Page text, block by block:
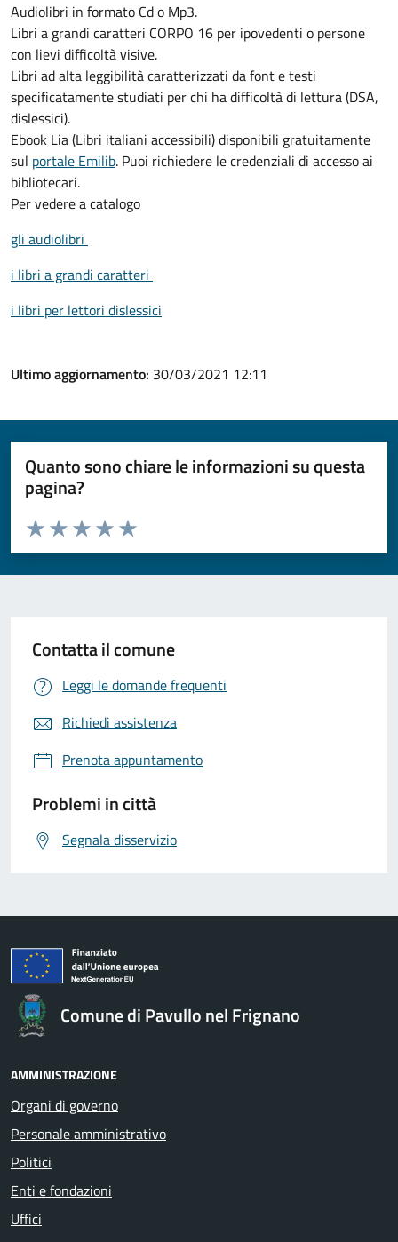
Audiolibri in formato Cd o Mp3.
Libri a grandi caratteri CORPO 16 per ipovedenti o persone
con lievi difficoltà visive.
Libri ad alta leggibilità caratterizzati da font e testi
specificatamente studiati per chi ha difficoltà di lettura (DSA,
dislessici).
Ebook Lia (Libri italiani accessibili) disponibili gratuitamente
sul portale Emilib. Puoi richiedere le credenziali di accesso ai
bibliotecari.
Per vedere a catalogo
gli audiolibri
i libri a grandi caratteri
i libri per lettori dislessici
Ultimo aggiornamento: 30/03/2021 12:11
Quanto sono chiare le informazioni su questa
pagina?
Valuta da 1 a 5 stelle la pagina
Valuta 5 stelle su 5
Valuta 4 stelle su 5
Valuta 3 stelle su 5
Valuta 2 stelle su 5
Valuta 1 stelle su 5
Contatta il comune
Leggi le domande frequenti
Richiedi assistenza
Prenota appuntamento
Problemi in città
Segnala disservizio
Comune di Pavullo nel Frignano
AMMINISTRAZIONE
Organi di governo
Personale amministrativo
Politici
Enti e fondazioni
Uffici